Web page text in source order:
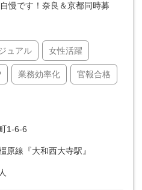
慢です！奈良＆京都同時募
ュアル 女性活躍
業務効率化 官報合格
1-6-6
原線『大和西大寺駅』